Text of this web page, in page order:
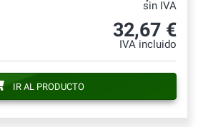
sin IVA
32,67 €
IVA incluido
IR AL PRODUCTO